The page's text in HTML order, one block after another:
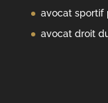
avocat sportif
avocat droit